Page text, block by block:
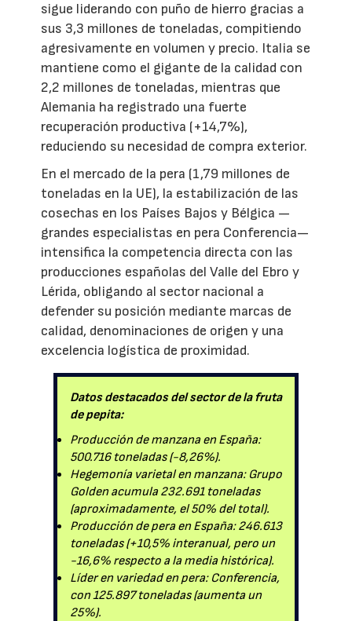
sigue liderando con puño de hierro gracias a
sus 3,3 millones de toneladas, compitiendo
agresivamente en volumen y precio. Italia se
mantiene como el gigante de la calidad con
2,2 millones de toneladas, mientras que
Alemania ha registrado una fuerte
recuperación productiva (+14,7%),
reduciendo su necesidad de compra exterior.
En el mercado de la pera (1,79 millones de
toneladas en la UE), la estabilización de las
cosechas en los Países Bajos y Bélgica —
grandes especialistas en pera Conferencia—
intensifica la competencia directa con las
producciones españolas del Valle del Ebro y
Lérida, obligando al sector nacional a
defender su posición mediante marcas de
calidad, denominaciones de origen y una
excelencia logística de proximidad.
Datos destacados del sector de la fruta
de pepita:
Producción de manzana en España:
500.716 toneladas (-8,26%).
Hegemonía varietal en manzana: Grupo
Golden acumula 232.691 toneladas
(aproximadamente, el 50% del total).
Producción de pera en España: 246.613
toneladas (+10,5% interanual, pero un
-16,6% respecto a la media histórica).
Líder en variedad en pera: Conferencia,
con 125.897 toneladas (aumenta un
25%).